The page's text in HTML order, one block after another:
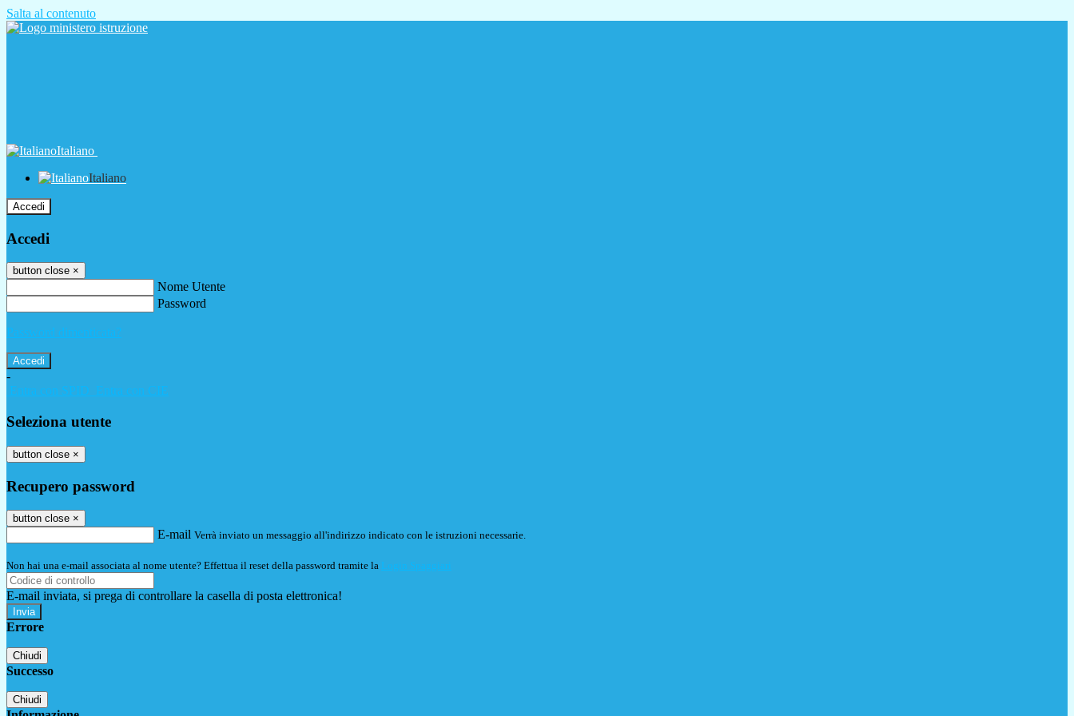
Salta al contenuto
Italiano
Italiano
Accedi
Accedi
button close ×
Nome Utente
Password
Password dimenticata?
-
Entra con SPID
Entra con CIE
Seleziona utente
button close ×
Recupero password
button close ×
E-mail Verrà inviato un messaggio all'indirizzo indicato con le istruzioni necessarie.
Non hai una e-mail associata al nome utente? Effettua il reset della password tramite la Login Spaggiari
E-mail inviata, si prega di controllare la casella di posta elettronica!
Errore
Chiudi
Successo
Chiudi